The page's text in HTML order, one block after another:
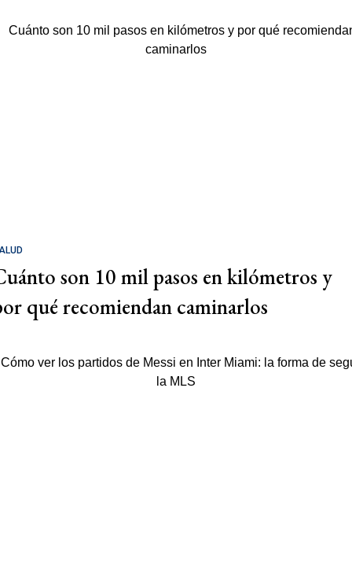
son 10 mil pasos en kilómetros y
qué recomiendan caminarlos